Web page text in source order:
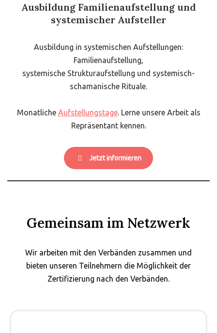
Ausbildung Familienaufstellung und
systemischer Aufsteller
Ausbildung in systemischen Aufstellungen:
Familienaufstellung,
systemische Strukturaufstellung und systemisch-
schamanische Rituale.
Monatliche Aufstellungstage. Lerne unsere Arbeit als
Repräsentant kennen.
Jetzt informieren
Gemeinsam im Netzwerk
Wir arbeiten mit den Verbänden zusammen und
bieten unseren Teilnehmern die Möglichkeit der
Zertifizierung nach den Verbänden.